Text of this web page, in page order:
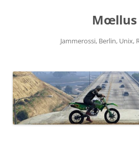
Mœllus
Jammerossi, Berlin, Unix,